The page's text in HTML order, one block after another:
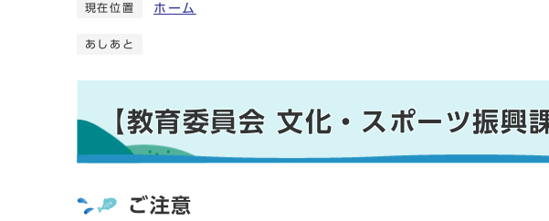
現在位置 ホーム
あしあと
【教育委員会 文化・スポーツ振興
ご注意